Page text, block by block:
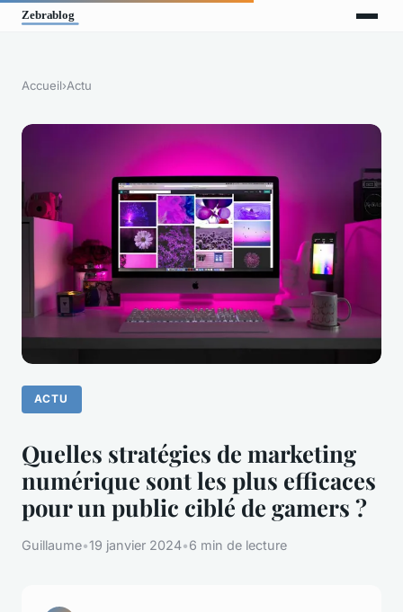
Accueil›Actu
ACTU
Quelles stratégies de marketing
numérique sont les plus efficaces
pour un public ciblé de gamers ?
Guillaume•19 janvier 2024•6 min de lecture